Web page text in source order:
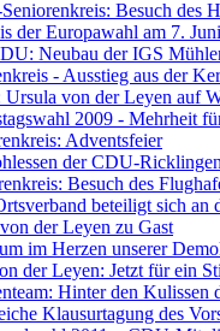
Besuch des
der Europawahl am 7.
Neubau der IGS
- Ausstieg aus der
von der Leyen auf
2009 - Mehrheit
Adventsfeier
der CDU-
Besuch des
beteiligt sich an
der Leyen zu Gast
im Herzen unserer
der Leyen: Jetzt für ein
Hinter den Kulissen
Klausurtagung des